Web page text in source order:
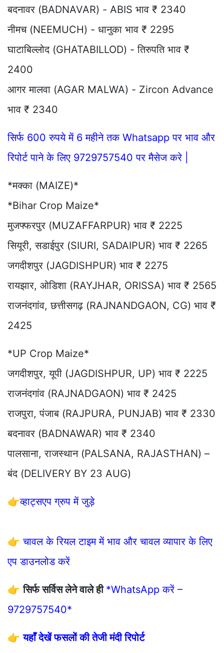
बदनावर (BADNAVAR) - ABIS भाव ₹ 2340
नीमच (NEEMUCH) - धानुका भाव ₹ 2295
घाटाबिल्लोद (GHATABILLOD) - तिरुपति भाव ₹
2400
आगर मालवा (AGAR MALWA) - Zircon Advance
भाव ₹ 2340
सिर्फ 600 रुपये में 6 महीने तक Whatsapp पर भाव और
रिपोर्ट पाने के लिए 9729757540 पर मैसेज करे |
*मक्का (MAIZE)*
*Bihar Crop Maize*
मुजफ्फरपुर (MUZAFFARPUR) भाव ₹ 2225
सियूरी, सडाईपुर (SIURI, SADAIPUR) भाव ₹ 2265
जगदीशपुर (JAGDISHPUR) भाव ₹ 2275
रायझार, ओडिशा (RAYJHAR, ORISSA) भाव ₹ 2565
राजनंदगांव, छत्तीसगढ़ (RAJNANDGAON, CG) भाव ₹
2425
*UP Crop Maize*
जगदीशपुर, यूपी (JAGDISHPUR, UP) भाव ₹ 2225
राजनंदगांव (RAJNADGAON) भाव ₹ 2425
राजपुरा, पंजाब (RAJPURA, PUNJAB) भाव ₹ 2330
बदनावर (BADNAWAR) भाव ₹ 2340
पालसाना, राजस्थान (PALSANA, RAJASTHAN) –
बंद (DELIVERY BY 23 AUG)
👉व्हाट्सएप ग्रुप में जुड़े
👉चावल के रियल टाइम में भाव और चावल व्यापार के लिए
एप डाउनलोड करें
👉सिर्फ सर्विस लेने वाले ही *WhatsApp करें –
9729757540*
👉यहाँ देखें फसलों की तेजी मंदी रिपोर्ट